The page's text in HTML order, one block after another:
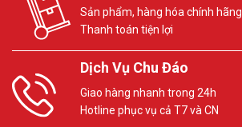
Sản phẩm, hàng hóa chính hãng
Thanh toán tiện lợi
Dịch Vụ Chu Đáo
Giao hàng nhanh trong 24h
Hotline phục vụ cả T7 và CN